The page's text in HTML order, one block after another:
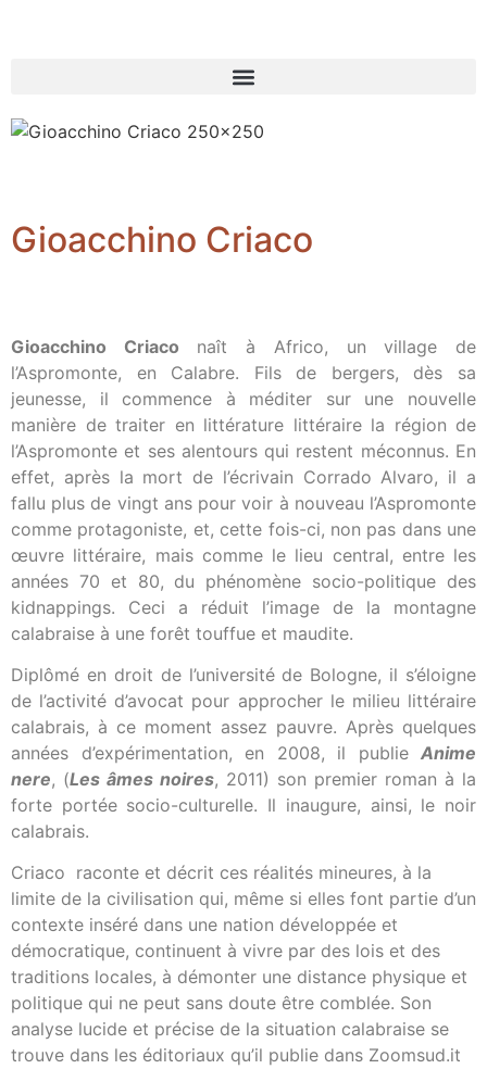
Gioacchino Criaco
Gioacchino Criaco naît à Africo, un village de
l’Aspromonte, en Calabre. Fils de bergers, dès sa
jeunesse, il commence à méditer sur une nouvelle
manière de traiter en littérature littéraire la région de
l’Aspromonte et ses alentours qui restent méconnus. En
effet, après la mort de l’écrivain Corrado Alvaro, il a
fallu plus de vingt ans pour voir à nouveau l’Aspromonte
comme protagoniste, et, cette fois-ci, non pas dans une
œuvre littéraire, mais comme le lieu central, entre les
années 70 et 80, du phénomène socio-politique des
kidnappings. Ceci a réduit l’image de la montagne
calabraise à une forêt touffue et maudite.
Diplômé en droit de l’université de Bologne, il s’éloigne
de l’activité d’avocat pour approcher le milieu littéraire
calabrais, à ce moment assez pauvre. Après quelques
années d’expérimentation, en 2008, il publie Anime
nere, (Les âmes noires, 2011) son premier roman à la
forte portée socio-culturelle. Il inaugure, ainsi, le noir
calabrais.
Criaco raconte et décrit ces réalités mineures, à la
limite de la civilisation qui, même si elles font partie d’un
contexte inséré dans une nation développée et
démocratique, continuent à vivre par des lois et des
traditions locales, à démonter une distance physique et
politique qui ne peut sans doute être comblée. Son
analyse lucide et précise de la situation calabraise se
trouve dans les éditoriaux qu’il publie dans Zoomsud.it